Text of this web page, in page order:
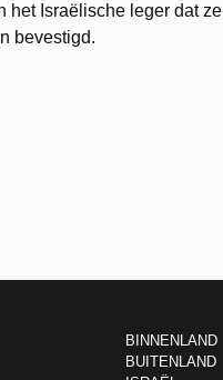
het Israëlische leger dat ze
bevestigd.
BINNENLAND
BUITENLAND